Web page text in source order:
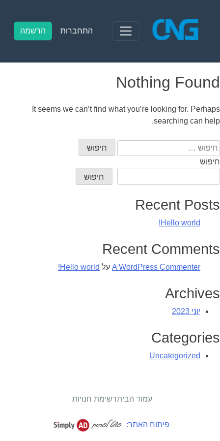
content
התחברות הרשמה
Nothing Found
It seems we can’t find what you’re looking for. Perhaps
searching can help.
חיפוש:
חיפוש
חיפוש
Recent Posts
Hello world!
Recent Comments
A WordPress Commenter על Hello world!
Archives
יוני 2023
Categories
Uncategorized
עמוד הביתרשימת חנויות
פיתוח האתר: